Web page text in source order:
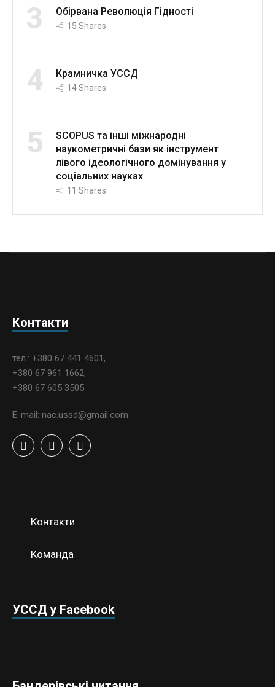
3 Обірвана Революція Гідності
15 Shares
4 Крамничка УССД
14Shares
5
SCOPUS та інші міжнародні
наукометричні бази як інструмент
лівого ідеологічного домінування у
соціальних науках
11 Shares
Контакти
тел.: +380 67 441 4601,
+380 67 961 1662,
+380 67 605 3505
E-mail: nac.ussd@gmail.com
Контакти
Команда
УССД у Facebook